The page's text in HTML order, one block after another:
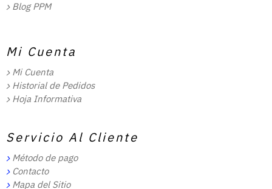
Blog PPM
Mi Cuenta
Mi Cuenta
Historial de Pedidos
Hoja Informativa
Servicio Al Cliente
Método de pago
Contacto
Mapa del Sitio